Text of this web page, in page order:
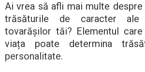
Ai vrea să afli mai multe
trăsăturile de caracter
tovarășilor tăi? Elementul
viața poate determina
personalitate.